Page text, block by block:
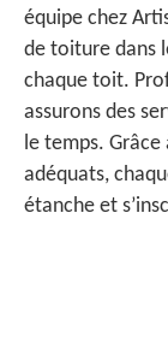
équipe chez
de toiture dans
chaque toit.
assurons des
le temps. Grâce
adéquats,
étanche et